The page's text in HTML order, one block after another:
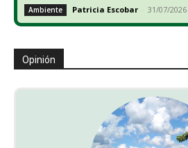
Ambiente Patricia Escobar - 31/07/2026
Opinión